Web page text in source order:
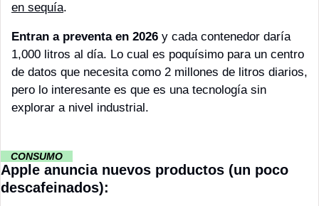
en sequía.
Entran a preventa en 2026 y cada contenedor daría
1,000 litros al día. Lo cual es poquísimo para un centro
de datos que necesita como 2 millones de litros diarios,
pero lo interesante es que es una tecnología sin
explorar a nivel industrial.
CONSUMO
Apple anuncia nuevos productos (un poco
descafeinados):